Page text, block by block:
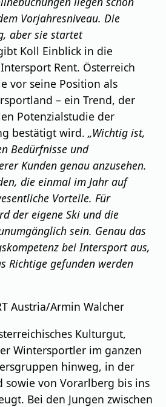
Vorjahresniveau. Die
aber sie startet
Koll Einblick in die
Rent. Österreich
vor seine Position als
– ein Trend, der
Potenzialstudie der
bestätigt wird.„Wichtig ist,
Bedürfnisse und
Kunden genau anzusehen.
die einmal im Jahr auf
Vorteile. Für
der eigene Ski und die
sein. Genau das
bei Intersport aus,
Richtige gefunden werden
Austria/Armin Walcher
Kulturgut,
Wintersportler im ganzen
hinweg, in der
sowie von Vorarlberg bis ins
Bei den Jungen zwischen